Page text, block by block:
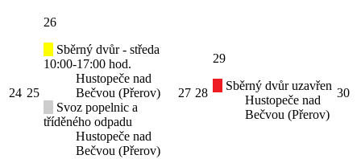
24 25
26
Sběrný dvůr - středa
10:00-17:00 hod.
Hustopeče nad
Bečvou (Přerov)
Svoz popelnic a
tříděného odpadu
Hustopeče nad
Bečvou (Přerov)
27 28
29
Sběrný dvůr uzavřen
Hustopeče nad
Bečvou (Přerov)
30